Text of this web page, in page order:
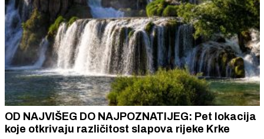
OD NAJVIŠEG DO NAJPOZNATIJEG: Pet lokacija
koje otkrivaju različitost slapova rijeke Krke